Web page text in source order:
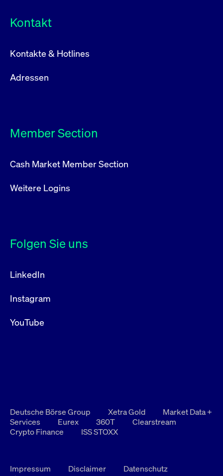
Kontakt
Kontakte & Hotlines
Adressen
Member Section
Cash Market Member Section
Weitere Logins
Folgen Sie uns
LinkedIn
Instagram
YouTube
Deutsche Börse Group Xetra Gold
Market Data +
Services
Eurex 360T
Clearstream
Crypto Finance
ISS STOXX
Impressum Disclaimer
Datenschutz